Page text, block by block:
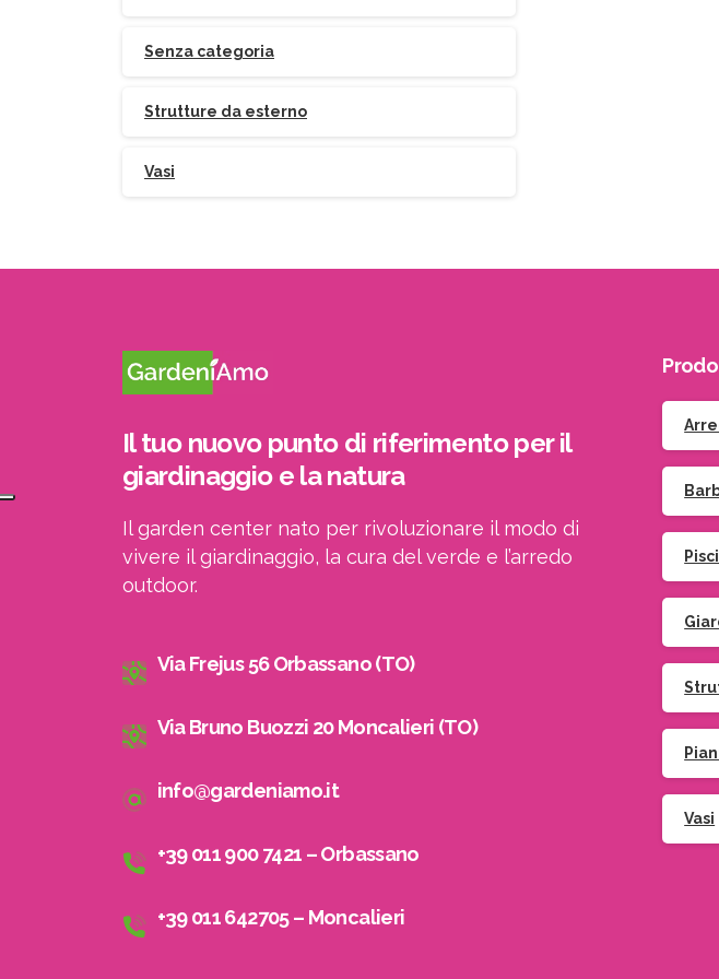
Senza categoria
Strutture da esterno
Vasi
Il tuo nuovo punto di riferimento per il
giardinaggio e la natura
Il garden center nato per rivoluzionare il modo di
vivere il giardinaggio, la cura del verde e l’arredo
outdoor.
Via Frejus 56 Orbassano (TO)
Via Bruno Buozzi 20 Moncalieri (TO)
info@gardeniamo.it
+39 011 900 7421 – Orbassano
+39 011 642705 – Moncalieri
Vasi